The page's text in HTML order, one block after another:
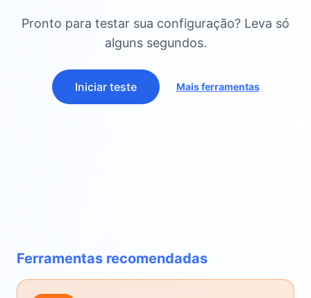
Pronto para testar sua configuração? Leva só
alguns segundos.
Iniciar teste Mais ferramentas
Ferramentas recomendadas